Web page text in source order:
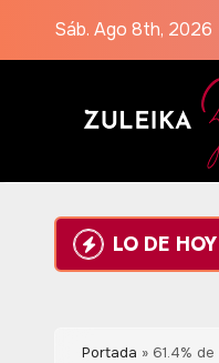
Sáb. Ago 8th, 2026
LO DE HOY
en el caso
Portada » 61.4%